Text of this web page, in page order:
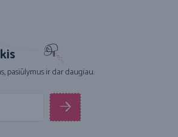
pasiūlymus ir dar daugiau.